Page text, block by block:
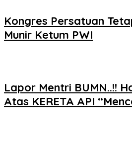
Kongres Persatuan
Munir Ketum PWI
Lapor Mentri BUMN..!!
Atas KERETA API